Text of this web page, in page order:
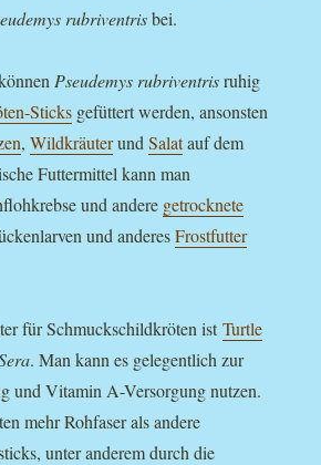
rubriventrisbei.
Pseudemys rubriventrisruhig
Sticks gefüttert werden, ansonsten
,WildkräuterundSalatauf dem
Futtermittel kann man
und andere getrocknete
und anderesFrostfutter
für Schmuckschildkröten istTurtle
. Man kann es gelegentlich zur
und Vitamin A-Versorgung nutzen.
mehr Rohfaser als andere
unter anderem durch die